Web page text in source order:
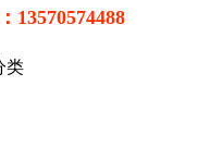
13570574488
类